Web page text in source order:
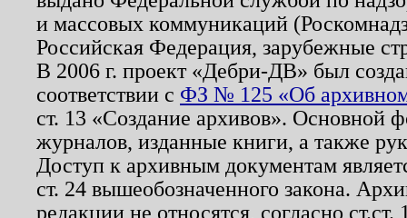
и массовых коммуникаций
Российская Федерация, зарубежные
В 2006 г. проект «Дебри-ДВ» был
соответствии с ФЗ № 125 «Об
ст. 13 «Создание архивов». Основной
журналов, изданные книги, а также
Доступ к архивным документам
ст. 24 вышеобозначенного закона.
редакции не относятся, согласно